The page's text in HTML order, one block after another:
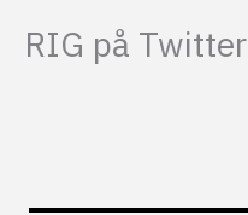
RIG på Twitter